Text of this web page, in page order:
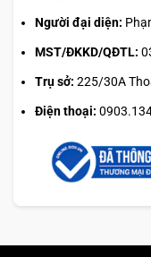
Người đại diện:
MST/ĐKKD/QĐTL:
Trụ sở: 225/30A
Điện thoại: